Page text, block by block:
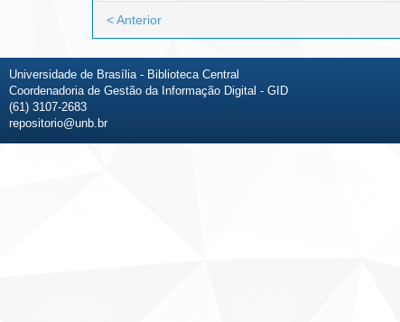
< Anterior
Universidade de Brasília - Biblioteca Central
Coordenadoria de Gestão da Informação Digital - GID
(61) 3107-2683
repositorio@unb.br